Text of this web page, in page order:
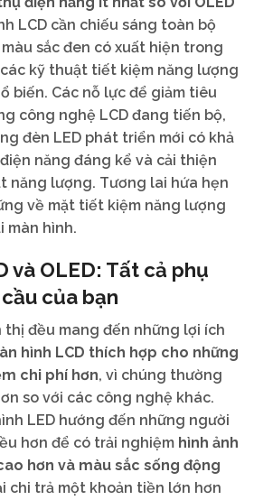
LCD cần chiếu sáng toàn bộ
sắc đen có xuất hiện trong
kỹ thuật tiết kiệm năng lượng
biến. Các nỗ lực để giảm tiêu
công nghệ LCD đang tiến bộ,
đèn LED phát triển mới có khả
năng đáng kể và cải thiện
năng lượng. Tương lai hứa hẹn
về mặt tiết kiệm năng lượng
màn hình.
và OLED: Tất cả phụ
của bạn
thị đều mang đến những lợi ích
hình LCD thích hợp cho những
chi phí hơn, vì chúng thường
so với các công nghệ khác.
LED hướng đến những người
hơn để có trải nghiệm hình ảnh
hơn và màu sắc sống động
chi trả một khoản tiền lớn hơn